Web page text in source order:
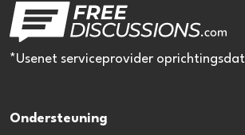
*Usenet serviceprovider
Ondersteuning